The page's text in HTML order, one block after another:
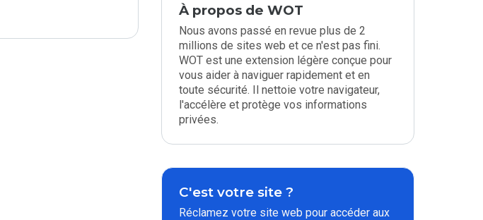
À propos de WOT
Nous avons passé en revue plus de 2
millions de sites web et ce n'est pas fini.
WOT est une extension légère conçue pour
vous aider à naviguer rapidement et en
toute sécurité. Il nettoie votre navigateur,
l'accélère et protège vos informations
privées.
C'est votre site ?
Réclamez votre site web pour accéder aux